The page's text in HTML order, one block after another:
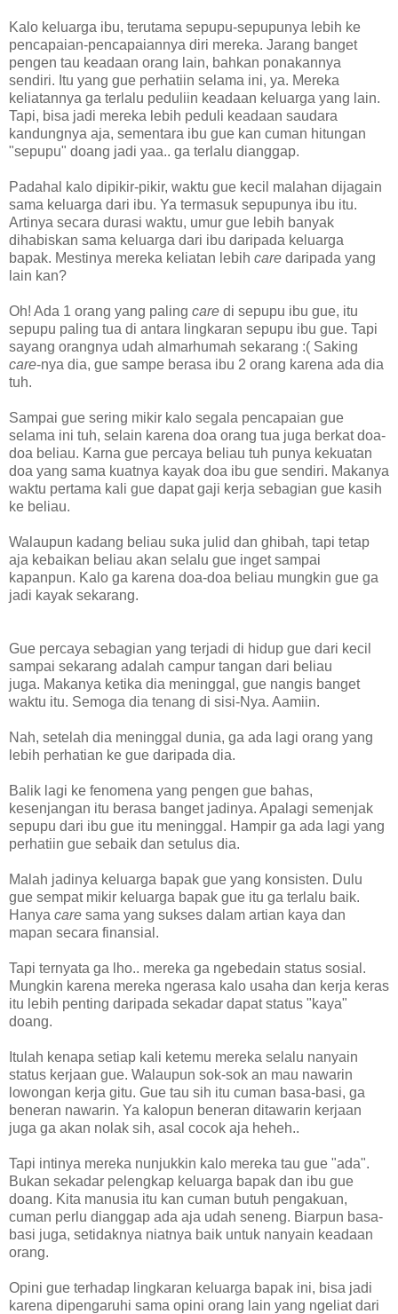
Kalo keluarga ibu, terutama sepupu-sepupunya lebih ke
pencapaian-pencapaiannya diri mereka. Jarang banget
pengen tau keadaan orang lain, bahkan ponakannya
sendiri. Itu yang gue perhatiin selama ini, ya. Mereka
keliatannya ga terlalu peduliin keadaan keluarga yang lain.
Tapi, bisa jadi mereka lebih peduli keadaan saudara
kandungnya aja, sementara ibu gue kan cuman hitungan
"sepupu" doang jadi yaa.. ga terlalu dianggap.
Padahal kalo dipikir-pikir, waktu gue kecil malahan dijagain
sama keluarga dari ibu. Ya termasuk sepupunya ibu itu.
Artinya secara durasi waktu, umur gue lebih banyak
dihabiskan sama keluarga dari ibu daripada keluarga
bapak. Mestinya mereka keliatan lebih care daripada yang
lain kan?
Oh! Ada 1 orang yang paling care di sepupu ibu gue, itu
sepupu paling tua di antara lingkaran sepupu ibu gue. Tapi
sayang orangnya udah almarhumah sekarang :( Saking
care-nya dia, gue sampe berasa ibu 2 orang karena ada dia
tuh.
Sampai gue sering mikir kalo segala pencapaian gue
selama ini tuh, selain karena doa orang tua juga berkat doa-
doa beliau. Karna gue percaya beliau tuh punya kekuatan
doa yang sama kuatnya kayak doa ibu gue sendiri. Makanya
waktu pertama kali gue dapat gaji kerja sebagian gue kasih
ke beliau.
Walaupun kadang beliau suka julid dan ghibah, tapi tetap
aja kebaikan beliau akan selalu gue inget sampai
kapanpun. Kalo ga karena doa-doa beliau mungkin gue ga
jadi kayak sekarang.
Gue percaya sebagian yang terjadi di hidup gue dari kecil
sampai sekarang adalah campur tangan dari beliau
juga. Makanya ketika dia meninggal, gue nangis banget
waktu itu. Semoga dia tenang di sisi-Nya. Aamiin.
Nah, setelah dia meninggal dunia, ga ada lagi orang yang
lebih perhatian ke gue daripada dia.
Balik lagi ke fenomena yang pengen gue bahas,
kesenjangan itu berasa banget jadinya. Apalagi semenjak
sepupu dari ibu gue itu meninggal. Hampir ga ada lagi yang
perhatiin gue sebaik dan setulus dia.
Malah jadinya keluarga bapak gue yang konsisten. Dulu
gue sempat mikir keluarga bapak gue itu ga terlalu baik.
Hanya care sama yang sukses dalam artian kaya dan
mapan secara finansial.
Tapi ternyata ga lho.. mereka ga ngebedain status sosial.
Mungkin karena mereka ngerasa kalo usaha dan kerja keras
itu lebih penting daripada sekadar dapat status "kaya"
doang.
Itulah kenapa setiap kali ketemu mereka selalu nanyain
status kerjaan gue. Walaupun sok-sok an mau nawarin
lowongan kerja gitu. Gue tau sih itu cuman basa-basi, ga
beneran nawarin. Ya kalopun beneran ditawarin kerjaan
juga ga akan nolak sih, asal cocok aja heheh..
Tapi intinya mereka nunjukkin kalo mereka tau gue "ada".
Bukan sekadar pelengkap keluarga bapak dan ibu gue
doang. Kita manusia itu kan cuman butuh pengakuan,
cuman perlu dianggap ada aja udah seneng. Biarpun basa-
basi juga, setidaknya niatnya baik untuk nanyain keadaan
orang.
Opini gue terhadap lingkaran keluarga bapak ini, bisa jadi
karena dipengaruhi sama opini orang lain yang ngeliat dari